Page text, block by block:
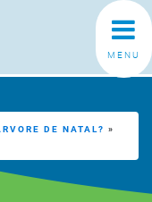
MENU
DE NATAL? »